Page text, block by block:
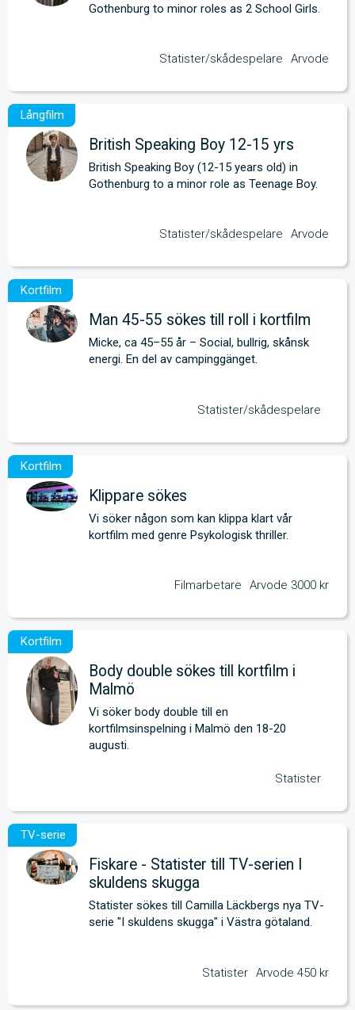
Gothenburg to minor roles as 2 School Girls.
Statister/skådespelare Arvode
British Speaking Boy 12-15 yrs
British Speaking Boy (12-15 years old) in
Gothenburg to a minor role as Teenage Boy.
Statister/skådespelare Arvode
Man 45-55 sökes till roll i kortfilm
Micke, ca 45–55 år – Social, bullrig, skånsk
energi. En del av campinggänget.
Statister/skådespelare
Klippare sökes
Vi söker någon som kan klippa klart vår
kortfilm med genre Psykologisk thriller.
Filmarbetare Arvode 3000 kr
Body double sökes till kortfilm i
Malmö
Vi söker body double till en
kortfilmsinspelning i Malmö den 18-20
augusti.
Statister
Fiskare - Statister till TV-serien I
skuldens skugga
Statister sökes till Camilla Läckbergs nya TV-
serie "I skuldens skugga" i Västra götaland.
Statister Arvode 450 kr